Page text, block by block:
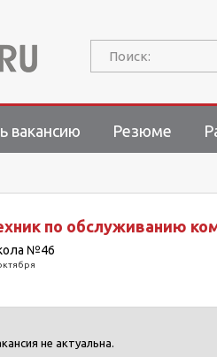
Поиск:
вакансию Резюме
по обслуживанию
№46
не актуальна.